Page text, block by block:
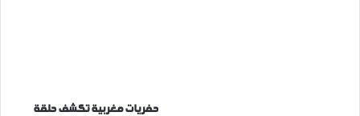
حفريات مغربية تكشف حلقة